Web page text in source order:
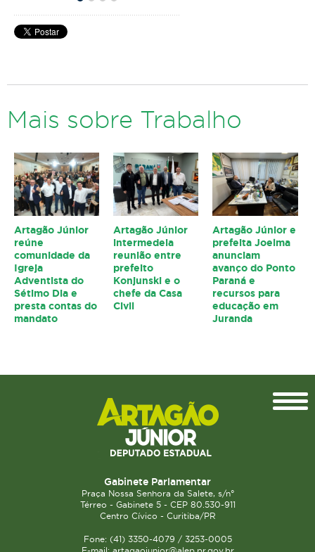
Mais sobre Trabalho
Artagão Júnior
reúne
comunidade da
Igreja
Adventista do
Sétimo Dia e
presta contas do
mandato
Artagão Júnior
intermedeia
reunião entre
prefeito
Konjunski e o
chefe da Casa
Civil
Artagão Júnior e
prefeita Joelma
anunciam
avanço do Ponto
Paraná e
recursos para
educação em
Juranda
Gabinete Parlamentar
Praça Nossa Senhora da Salete, s/n°
Térreo - Gabinete 5 - CEP 80.530-911
Centro Cívico - Curitiba/PR
Fone: (41) 3350-4079 / 3253-0005